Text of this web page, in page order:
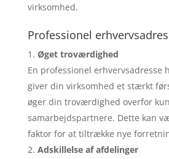
virksomhed.
Professionel
Øget troværdighed
En professionel erhvervsadresse
giver din virksomhed et stærkt
øger din troværdighed overfor
samarbejdspartnere. Dette kan
faktor for at tiltrække nye
Adskillelse af afdelinger